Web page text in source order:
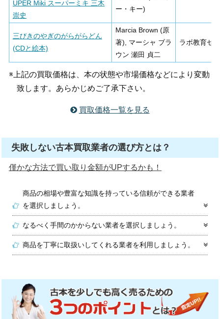
UPER Miki スーパーミキ 三木
崇史
ー・キー)
三びきのやぎのがらがらどん
(CDと絵本)
Marcia Brown (原
著), マーシャ ブラ
ウン 瀬田 貞二
ラボ教育セ
※上記の買取価格は、本の状態や市場価格などにより変動
致します。あらかじめご了承下さい。
買取価格一覧を見る
失敗しない古本買取業者の選び方とは？
僅かな方法で買い取り金額がUPするかも！
商品の相場や豊富な知識を持っている信頼ができる業者
を選択しましょう。
なるべく手間のかからない業者を選択しましょう。
商品を丁寧に取扱いしてくれる業者を利用しましょう。